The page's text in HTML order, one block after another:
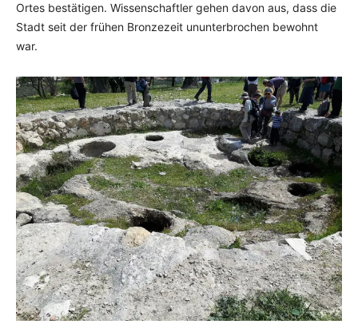
Ortes bestätigen. Wissenschaftler gehen davon aus, dass die
Stadt seit der frühen Bronzezeit ununterbrochen bewohnt
war.